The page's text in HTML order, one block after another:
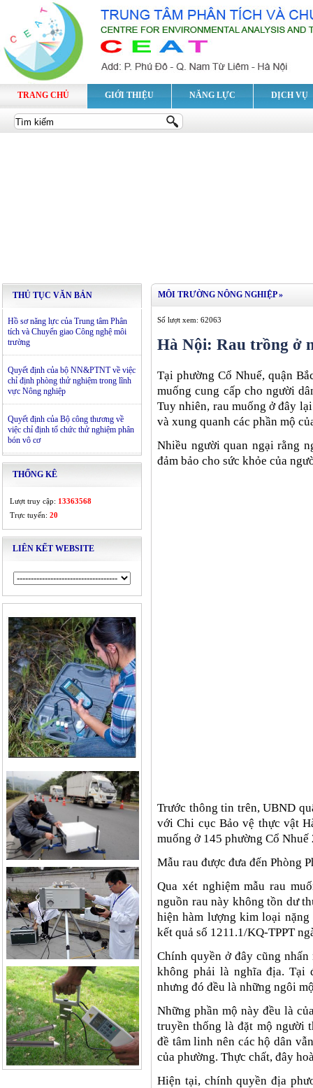
TRANG CHỦ GIỚI THIỆU NĂNG LỰC DỊCH VỤ
THỦ TỤC VĂN BẢN
Hồ sơ năng lực của Trung tâm Phân
tích và Chuyển giao Công nghệ môi
trường
Quyết định của bộ NN&PTNT về việc
chỉ định phòng thử nghiệm trong lĩnh
vực Nông nghiệp
Quyết định của Bộ công thương về
việc chỉ định tổ chức thử nghiệm phân
bón vô cơ
THỐNG KÊ
Lượt truy cập: 13363568
Trực tuyến: 20
LIÊN KẾT WEBSITE
MÔI TRƯỜNG NÔNG NGHIỆP»
Số lượt xem: 62063
Hà Nội: Rau trồng ở
Tại phường Cổ Nhuế, quận
muống cung cấp cho người
Tuy nhiên, rau muống ở đây
và xung quanh các phần mộ
Nhiều người quan ngại rằng
đảm bảo cho sức khỏe của
Trước thông tin trên, UBND
với Chi cục Bảo vệ thực vật
muống ở 145 phường Cổ Nhuế
Mẫu rau được đưa đến Phòng
Qua xét nghiệm mẫu rau
nguồn rau này không tồn dư
hiện hàm lượng kim loại
kết quả số 1211.1/KQ-TPPT
Chính quyền ở đây cũng
không phải là nghĩa địa. Tại
nhưng đó đều là những ngôi
Những phần mộ này đều là
truyền thống là đặt mộ người
đề tâm linh nên các hộ dân
của phường. Thực chất, đây
Hiện tại, chính quyền địa